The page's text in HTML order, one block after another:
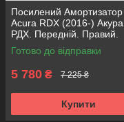
Посилений Амортизатор
Acura RDX (2016-) Акура
РДХ. Передній. Правий.
3340164. KOREA Аксусс!
Готово до відправки
5 780 ₴ 7 225 ₴
Купити